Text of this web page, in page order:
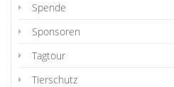
Spende
Sponsoren
Tagtour
Tierschutz